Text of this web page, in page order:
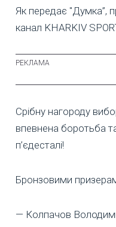
Як передає "Думка”,
канал KHARKIV
Срібну нагороду
впевнена боротьба
п’єдесталі!
Бронзовими
— Колпачов